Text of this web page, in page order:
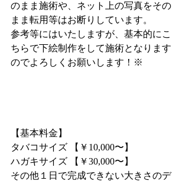
のまま施術や、ネット上の写真をその
まま転用等はお断りしています。
参考等にはいたしますが、基本的にこ
ちらで下絵制作をして施術となります
のでよろしくお願いします！※
【基本料金】
タバコサイズ 【￥10,000〜】
ハガキサイズ 【￥30,000〜】
その他１日で完成できない大きさのデ